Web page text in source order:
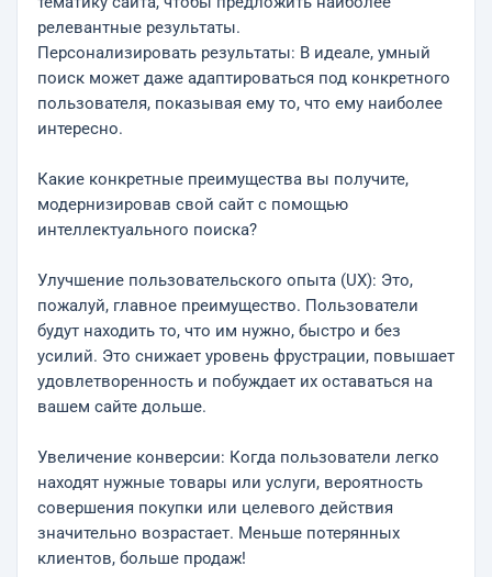
релевантные результаты.
Персонализировать результаты: В идеале, умный
поиск может даже адаптироваться под конкретного
пользователя, показывая ему то, что ему наиболее
интересно.
Какие конкретные преимущества вы получите,
модернизировав свой сайт с помощью
интеллектуального поиска?
Улучшение пользовательского опыта (UX): Это,
пожалуй, главное преимущество. Пользователи
будут находить то, что им нужно, быстро и без
усилий. Это снижает уровень фрустрации, повышает
удовлетворенность и побуждает их оставаться на
вашем сайте дольше.
Увеличение конверсии: Когда пользователи легко
находят нужные товары или услуги, вероятность
совершения покупки или целевого действия
значительно возрастает. Меньше потерянных
клиентов, больше продаж!